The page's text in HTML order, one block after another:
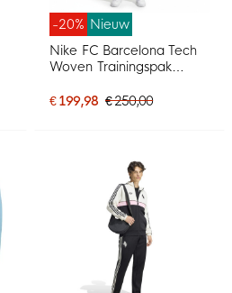
-20% Nieuw
Nike FC Barcelona Tech
Woven Trainingspak
2027 Rood Donkerblauw
€ 199,98 € 250,00